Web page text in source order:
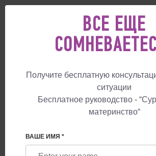
СУРРОГАТНОЕ МАТЕРИНСТВО БЛОГ
ПОРТУГАЛИЯ РАЗРЕШАЕТ
МЕДИЦИНСКИМ
ВСЕ ЕЩЕ
Получите бесплатную
ситуации
Бесплатное руководство -
материнство“
ВАШЕ ИМЯ *